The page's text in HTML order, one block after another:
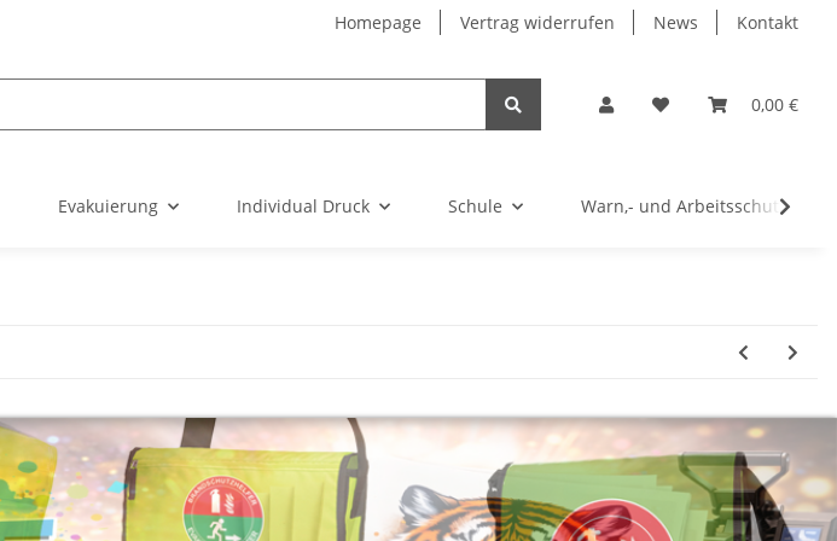
Homepage Vertrag widerrufen News Kontakt
0,00 €
Evakuierung Individual Druck Schule Warn,- und Arbeitsschutz